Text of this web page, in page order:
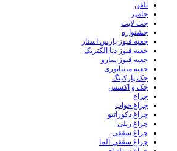
تلفن
جامپر
جت لایت
جشنواره
جعبه فیوز پارس استار
جعبه فیوز دنا الکتریک
جعبه فیوز سارو
جعبه مینیاتوری
جک پارکینگ
جک و اکسس
چراغ
چراغ خواب
چراغ دکوراتیو
چراغ ریلی
چراغ سقفی
چراغ سقفی آلما